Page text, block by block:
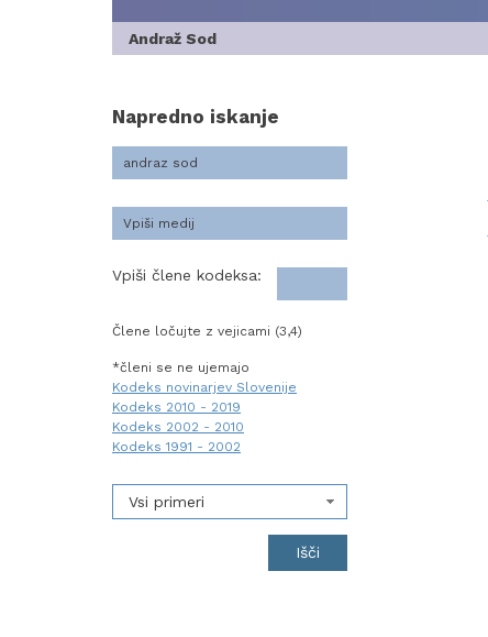
Andraž Sod
Napredno iskanje
Vpiši člene kodeksa:
Člene ločujte z vejicami (3,4)
*členi se ne ujemajo
Kodeks novinarjev Slovenije
Kodeks 2010 - 2019
Kodeks 2002 - 2010
Kodeks 1991 - 2002
Vsi primeri